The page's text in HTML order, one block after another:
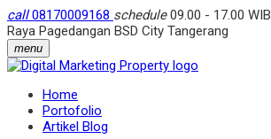
call08170009168 schedule09.00 - 17.00 WIB
Raya Pagedangan BSD City Tangerang
menu
Home
Portofolio
Artikel Blog